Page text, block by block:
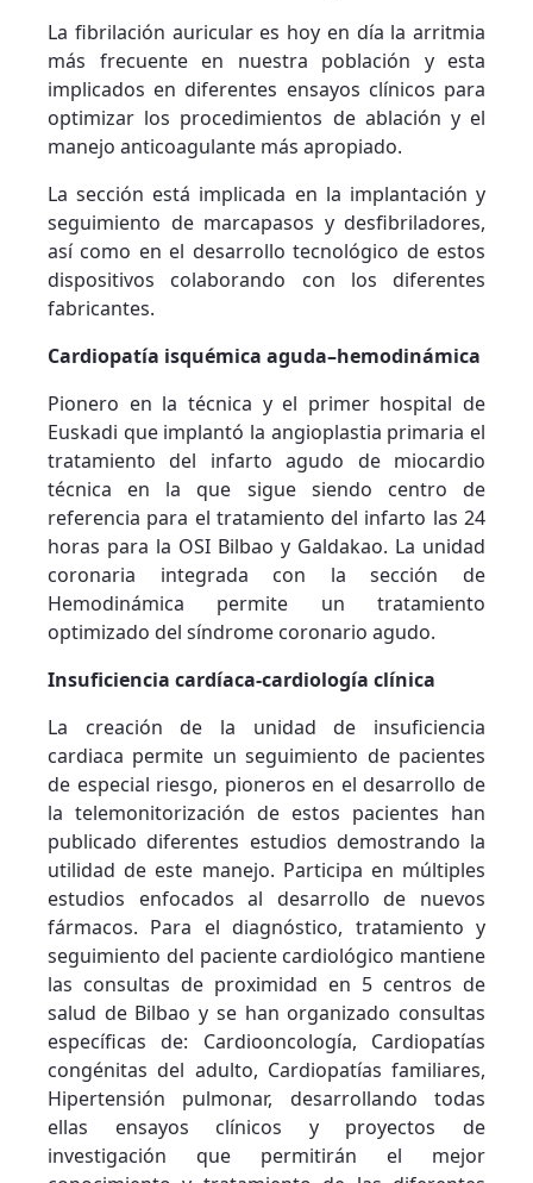
La fibrilación auricular es hoy en día la arritmia
más frecuente en nuestra población y esta
implicados en diferentes ensayos clínicos para
optimizar los procedimientos de ablación y el
manejo anticoagulante más apropiado.
La sección está implicada en la implantación y
seguimiento de marcapasos y desfibriladores,
así como en el desarrollo tecnológico de estos
dispositivos colaborando con los diferentes
fabricantes.
Cardiopatía isquémica aguda–hemodinámica
Pionero en la técnica y el primer hospital de
Euskadi que implantó la angioplastia primaria el
tratamiento del infarto agudo de miocardio
técnica en la que sigue siendo centro de
referencia para el tratamiento del infarto las 24
horas para la OSI Bilbao y Galdakao. La unidad
coronaria integrada con la sección de
Hemodinámica permite un tratamiento
optimizado del síndrome coronario agudo.
Insuficiencia cardíaca-cardiología clínica
La creación de la unidad de insuficiencia
cardiaca permite un seguimiento de pacientes
de especial riesgo, pioneros en el desarrollo de
la telemonitorización de estos pacientes han
publicado diferentes estudios demostrando la
utilidad de este manejo. Participa en múltiples
estudios enfocados al desarrollo de nuevos
fármacos. Para el diagnóstico, tratamiento y
seguimiento del paciente cardiológico mantiene
las consultas de proximidad en 5 centros de
salud de Bilbao y se han organizado consultas
específicas de: Cardiooncología, Cardiopatías
congénitas del adulto, Cardiopatías familiares,
Hipertensión pulmonar, desarrollando todas
ellas ensayos clínicos y proyectos de
investigación que permitirán el mejor